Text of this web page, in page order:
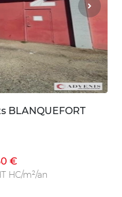
BLANQUEFORT
€
HC/m²/an